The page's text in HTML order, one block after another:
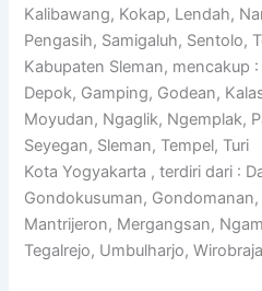
Kalibawang, Kokap, Lendah,
Pengasih, Samigaluh, Sentolo,
Kabupaten Sleman, mencakup
Depok, Gamping, Godean,
Moyudan, Ngaglik, Ngemplak,
Seyegan, Sleman, Tempel, Turi
Kota Yogyakarta , terdiri dari :
Gondokusuman,
Mantrijeron, Mergangsan,
Tegalrejo, Umbulharjo,